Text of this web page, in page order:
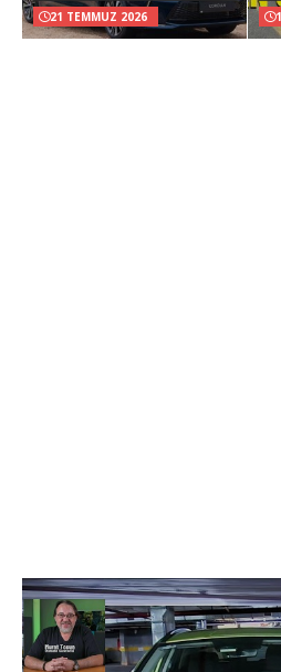
21 TEMMUZ 2026